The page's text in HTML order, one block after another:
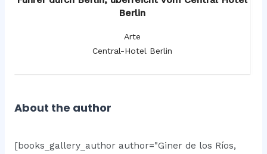
Berlin
Arte
Central-Hotel Berlin
About the author
[books_gallery_author author="Giner de los Ríos,